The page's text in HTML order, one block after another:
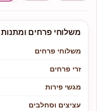
משלוחי פרחים ומתנות
משלוחי פרחים
זרי פרחים
מגשי פירות
עציצים וסחלבים